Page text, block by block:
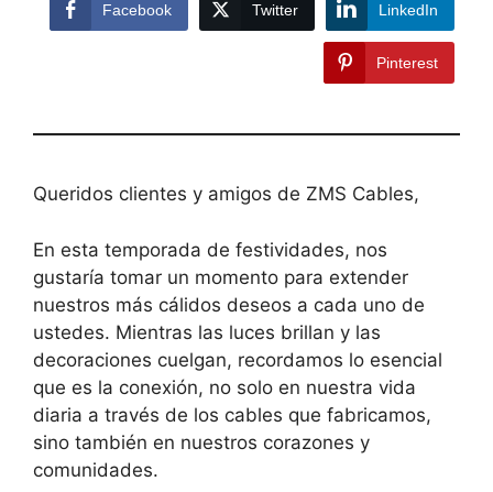
Facebook Twitter LinkedIn
Pinterest
Queridos clientes y amigos de ZMS Cables,
En esta temporada de festividades, nos
gustaría tomar un momento para extender
nuestros más cálidos deseos a cada uno de
ustedes. Mientras las luces brillan y las
decoraciones cuelgan, recordamos lo esencial
que es la conexión, no solo en nuestra vida
diaria a través de los cables que fabricamos,
sino también en nuestros corazones y
comunidades.